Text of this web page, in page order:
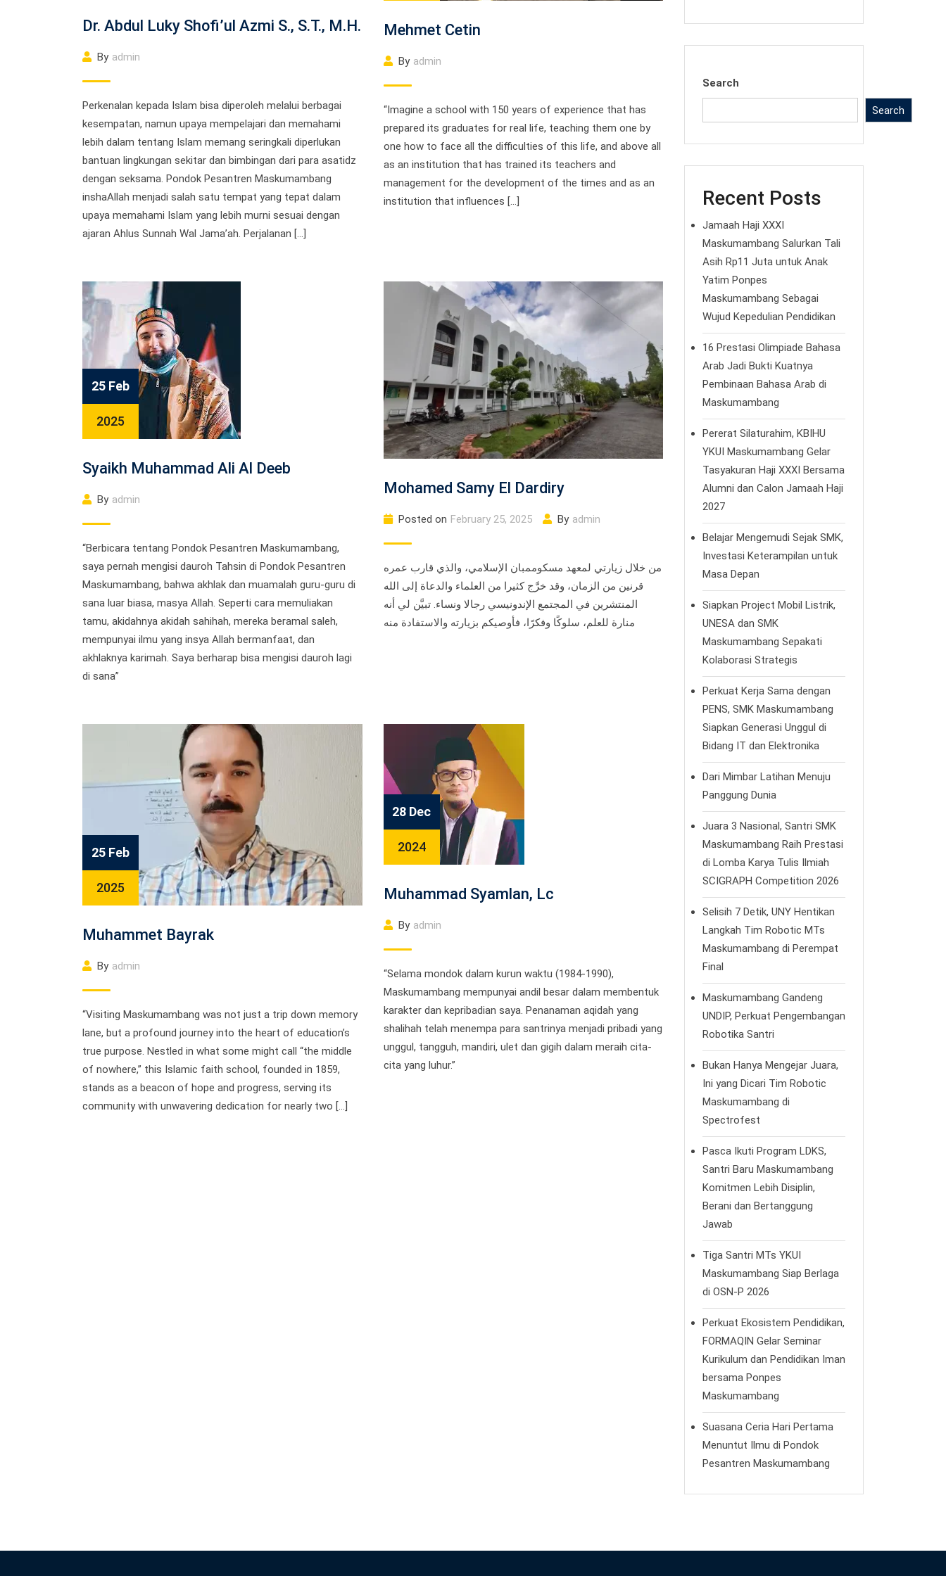
Dr. Abdul Luky Shofi’ul Azmi S., S.T., M.H.
By admin
Perkenalan kepada Islam bisa diperoleh melalui berbagai
kesempatan, namun upaya mempelajari dan memahami
lebih dalam tentang Islam memang seringkali diperlukan
bantuan lingkungan sekitar dan bimbingan dari para asatidz
dengan seksama. Pondok Pesantren Maskumambang
inshaAllah menjadi salah satu tempat yang tepat dalam
upaya memahami Islam yang lebih murni sesuai dengan
ajaran Ahlus Sunnah Wal Jama’ah. Perjalanan […]
Mehmet Cetin
By admin
“Imagine a school with 150 years of experience that has
prepared its graduates for real life, teaching them one by
one how to face all the difficulties of this life, and above all
as an institution that has trained its teachers and
management for the development of the times and as an
institution that influences […]
25 Feb
2025
Syaikh Muhammad Ali Al Deeb
By admin
“Berbicara tentang Pondok Pesantren Maskumambang,
saya pernah mengisi dauroh Tahsin di Pondok Pesantren
Maskumambang, bahwa akhlak dan muamalah guru-guru di
sana luar biasa, masya Allah. Seperti cara memuliakan
tamu, akidahnya akidah sahihah, mereka beramal saleh,
mempunyai ilmu yang insya Allah bermanfaat, dan
akhlaknya karimah. Saya berharap bisa mengisi dauroh lagi
di sana”
Mohamed Samy El Dardiry
Posted on February 25, 2025 By admin
من خلال زيارتي لمعهد مسكوممبان الإسلامي، والذي قارب عمره
قرنين من الزمان، وقد خرَّج كثيرا من العلماء والدعاة إلى الله
المنتشرين في المجتمع الإندونيسي رجالا ونساء. تبيَّن لي أنه
منارة للعلم، سلوكًا وفكرًا، فأوصيكم بزيارته والاستفادة منه
25 Feb
2025
Muhammet Bayrak
By admin
“Visiting Maskumambang was not just a trip down memory
lane, but a profound journey into the heart of education’s
true purpose. Nestled in what some might call “the middle
of nowhere,” this Islamic faith school, founded in 1859,
stands as a beacon of hope and progress, serving its
community with unwavering dedication for nearly two […]
28 Dec
2024
Muhammad Syamlan, Lc
By admin
“Selama mondok dalam kurun waktu (1984-1990),
Maskumambang mempunyai andil besar dalam membentuk
karakter dan kepribadian saya. Penanaman aqidah yang
shalihah telah menempa para santrinya menjadi pribadi yang
unggul, tangguh, mandiri, ulet dan gigih dalam meraih cita-
cita yang luhur.”
Search
Search
Recent Posts
Jamaah Haji XXXI
Maskumambang Salurkan Tali
Asih Rp11 Juta untuk Anak
Yatim Ponpes
Maskumambang Sebagai
Wujud Kepedulian Pendidikan
16 Prestasi Olimpiade Bahasa
Arab Jadi Bukti Kuatnya
Pembinaan Bahasa Arab di
Maskumambang
Pererat Silaturahim, KBIHU
YKUI Maskumambang Gelar
Tasyakuran Haji XXXI Bersama
Alumni dan Calon Jamaah Haji
2027
Belajar Mengemudi Sejak SMK,
Investasi Keterampilan untuk
Masa Depan
Siapkan Project Mobil Listrik,
UNESA dan SMK
Maskumambang Sepakati
Kolaborasi Strategis
Perkuat Kerja Sama dengan
PENS, SMK Maskumambang
Siapkan Generasi Unggul di
Bidang IT dan Elektronika
Dari Mimbar Latihan Menuju
Panggung Dunia
Juara 3 Nasional, Santri SMK
Maskumambang Raih Prestasi
di Lomba Karya Tulis Ilmiah
SCIGRAPH Competition 2026
Selisih 7 Detik, UNY Hentikan
Langkah Tim Robotic MTs
Maskumambang di Perempat
Final
Maskumambang Gandeng
UNDIP, Perkuat Pengembangan
Robotika Santri
Bukan Hanya Mengejar Juara,
Ini yang Dicari Tim Robotic
Maskumambang di
Spectrofest
Pasca Ikuti Program LDKS,
Santri Baru Maskumambang
Komitmen Lebih Disiplin,
Berani dan Bertanggung
Jawab
Tiga Santri MTs YKUI
Maskumambang Siap Berlaga
di OSN-P 2026
Perkuat Ekosistem Pendidikan,
FORMAQIN Gelar Seminar
Kurikulum dan Pendidikan Iman
bersama Ponpes
Maskumambang
Suasana Ceria Hari Pertama
Menuntut Ilmu di Pondok
Pesantren Maskumambang